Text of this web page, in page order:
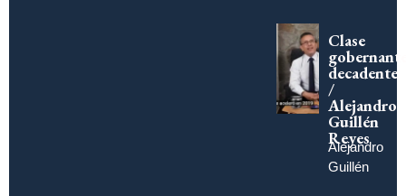
Clase
decadente
/
Alejandro
Guillén
Reyes
Alejandro
Guillén